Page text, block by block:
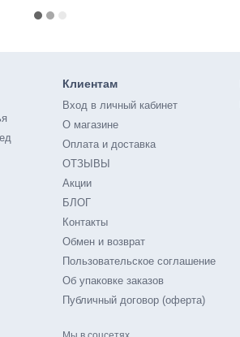
Клиентам
Вход в личный кабинет
О магазине
Оплата и доставка
ОТЗЫВЫ
Акции
БЛОГ
Контакты
Обмен и возврат
Пользовательское соглашение
Об упаковке заказов
Публичный договор (оферта)